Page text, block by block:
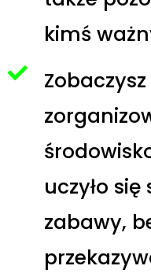
kimś
uczyło
zabawy,